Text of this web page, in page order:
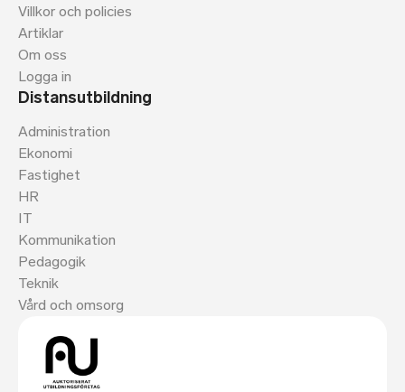
Villkor och policies
Artiklar
Om oss
Logga in
Distansutbildning
Administration
Ekonomi
Fastighet
HR
IT
Kommunikation
Pedagogik
Teknik
Vård och omsorg